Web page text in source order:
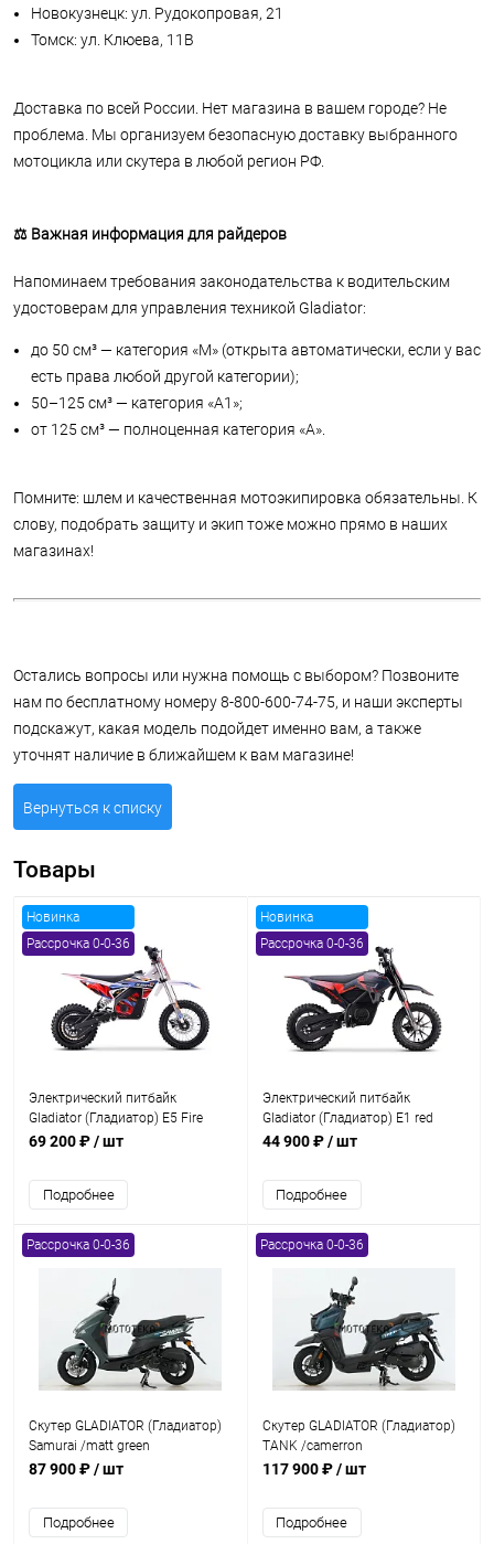
Новокузнецк: ул. Рудокопровая, 21
Томск: ул. Клюева, 11В
Доставка по всей России. Нет магазина в вашем городе? Не
проблема. Мы организуем безопасную доставку выбранного
мотоцикла или скутера в любой регион РФ.
⚖️ Важная информация для райдеров
Напоминаем требования законодательства к водительским
удостоверам для управления техникой Gladiator:
до 50 см³ — категория «М» (открыта автоматически, если у вас
есть права любой другой категории);
50–125 см³ — категория «А1»;
от 125 см³ — полноценная категория «А».
Помните: шлем и качественная мотоэкипировка обязательны. К
слову, подобрать защиту и экип тоже можно прямо в наших
магазинах!
Остались вопросы или нужна помощь с выбором? Позвоните
нам по бесплатному номеру 8-800-600-74-75, и наши эксперты
подскажут, какая модель подойдет именно вам, а также
уточнят наличие в ближайшем к вам магазине!
Вернуться к списку
Товары
Новинка
Рассрочка 0-0-36
Электрический питбайк
Gladiator (Гладиатор) E5 Fire
69 200 ₽/ шт
Подробнее
Новинка
Рассрочка 0-0-36
Электрический питбайк
Gladiator (Гладиатор) E1 red
44 900 ₽/ шт
Подробнее
Рассрочка 0-0-36
Скутер GLADIATOR (Гладиатор)
Samurai /matt green
87 900 ₽/ шт
Подробнее
Рассрочка 0-0-36
Скутер GLADIATOR (Гладиатор)
TANK /camerron
117 900 ₽/ шт
Подробнее